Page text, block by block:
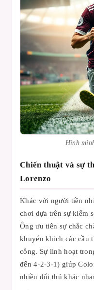
Hình
Chiến thuật và sự
Lorenzo
Khác với người tiền
chơi dựa trên sự kiểm
Ông ưu tiên sự chắc
khuyến khích các cầu
công. Sự linh hoạt
đến 4-2-3-1) giúp
nhiều đối thủ khác